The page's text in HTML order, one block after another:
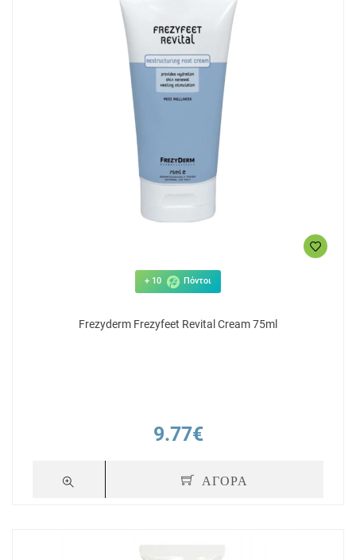
+ 10 Πόντοι
Frezyderm Frezyfeet Revital Cream 75ml
9.77€
ΑΓΟΡΑ